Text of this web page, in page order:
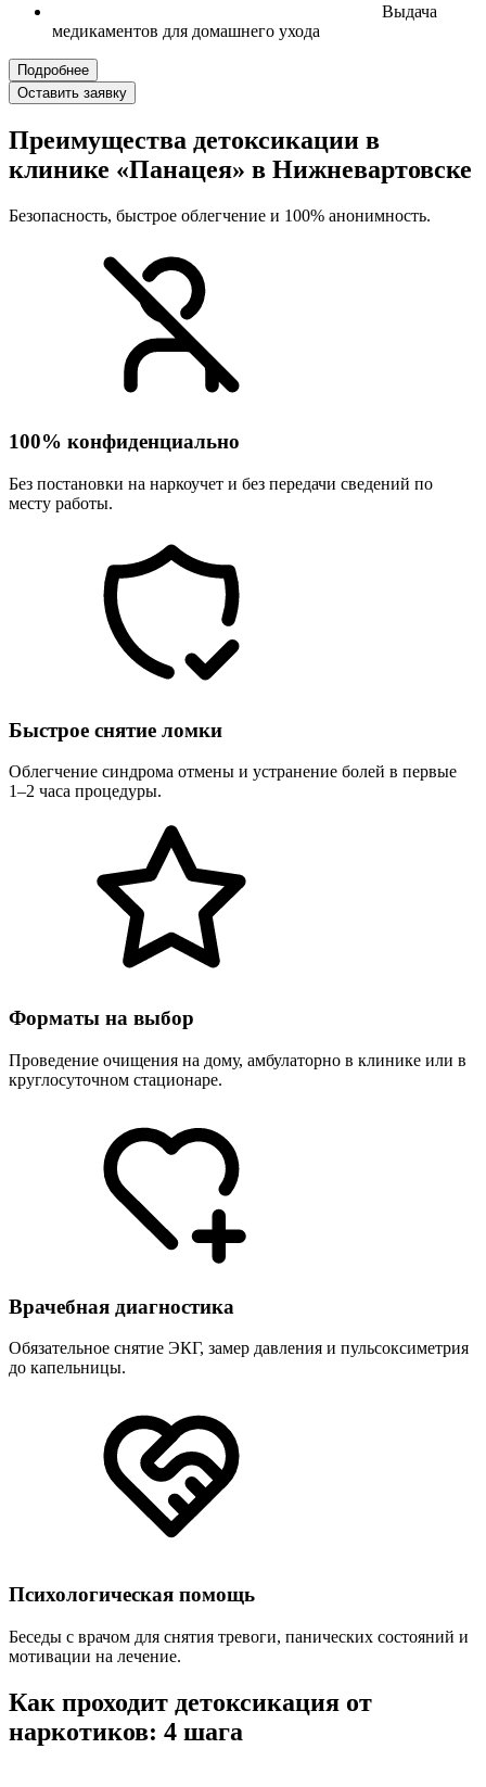
Выдача
медикаментов для домашнего ухода
Подробнее
Оставить заявку
Преимущества детоксикации в
клинике «Панацея» в Нижневартовске
Безопасность, быстрое облегчение и 100% анонимность.
100% конфиденциально
Без постановки на наркоучет и без передачи сведений по
месту работы.
Быстрое снятие ломки
Облегчение синдрома отмены и устранение болей в первые
1–2 часа процедуры.
Форматы на выбор
Проведение очищения на дому, амбулаторно в клинике или в
круглосуточном стационаре.
Врачебная диагностика
Обязательное снятие ЭКГ, замер давления и пульсоксиметрия
до капельницы.
Психологическая помощь
Беседы с врачом для снятия тревоги, панических состояний и
мотивации на лечение.
Как проходит детоксикация от
наркотиков: 4 шага